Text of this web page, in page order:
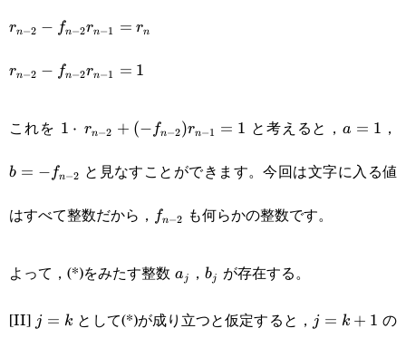
f_{n-
rn−2 − fn−2rn−1 = rn
f_{n-
rn−2 − fn−2rn−1 = 1
これを
1\cdot r_{n-
2})r_{n-
1}=1
1 ⋅ rn−2 + (− fn−2)rn−1 = 1 と考えると，a = 1 ，
b = − fn−2 と見なすことができます。今回は文字に入る値
はすべて整数だから，
f_{n-
fn−2 も何らかの整数です。
よって，(*)をみたす整数 aj ， b_j
bj が存在する。
[II] j=k
j = k として(*)が成り立つと仮定すると， j=k+1
j = k + 1 の